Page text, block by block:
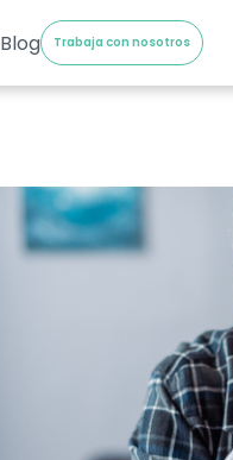
Blog Trabaja con nosotros